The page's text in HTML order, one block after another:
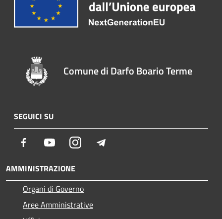
Comune di Darfo Boario Terme
SEGUICI SU
Facebook YoutubeInstagram
AMMINISTRAZIONE
Organi di Governo
Aree Amministrative